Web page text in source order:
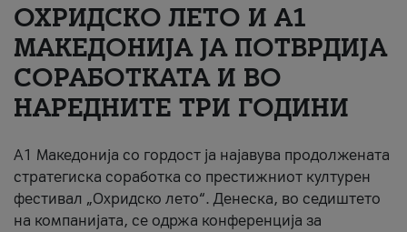
#ПодобарОнлајн
ОХРИДСКО ЛЕТО И A1
МАКЕДОНИЈА ЈА ПОТВРДИЈА
СОРАБОТКАТА И ВО
НАРЕДНИТЕ ТРИ ГОДИНИ
A1 Македонија со гордост ја најавува продолжената
стратегиска соработка со престижниот културен
фестивал „Охридско лето“. Денеска, во седиштето
на компанијата, се одржа конференција за